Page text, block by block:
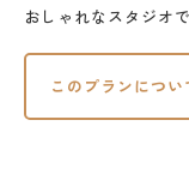
おしゃれなスタジオ
このプランについ